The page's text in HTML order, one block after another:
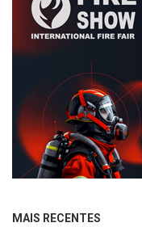
MAIS RECENTES